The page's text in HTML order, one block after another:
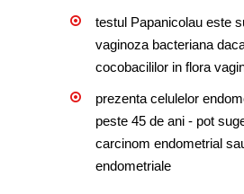
testul Papanicolau este
vaginoza bacteriana
cocobacililor in flora
prezenta celulelor
peste 45 de ani - pot
carcinom endometrial
endometriale